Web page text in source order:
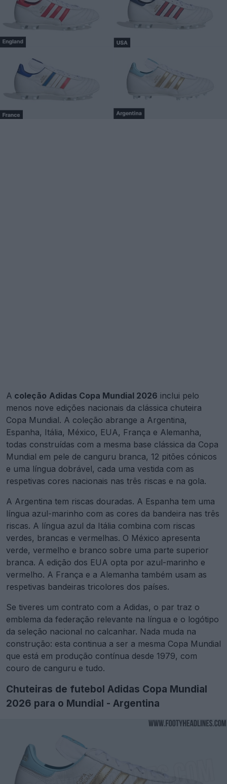
A coleção Adidas Copa Mundial 2026 inclui pelo
menos nove edições nacionais da clássica chuteira
Copa Mundial. A coleção abrange a Argentina,
Espanha, Itália, México, EUA, França e Alemanha,
todas construídas com a mesma base clássica da Copa
Mundial em pele de canguru branca, 12 pitões cónicos
e uma língua dobrável, cada uma vestida com as
respetivas cores nacionais nas três riscas e na gola.
A Argentina tem riscas douradas. A Espanha tem uma
língua azul-marinho com as cores da bandeira nas três
riscas. A língua azul da Itália combina com riscas
verdes, brancas e vermelhas. O México apresenta
verde, vermelho e branco sobre uma parte superior
branca. A edição dos EUA opta por azul-marinho e
vermelho. A França e a Alemanha também usam as
respetivas bandeiras tricolores dos países.
Se tiveres um contrato com a Adidas, o par traz o
emblema da federação relevante na língua e o logótipo
da seleção nacional no calcanhar. Nada muda na
construção: esta continua a ser a mesma Copa Mundial
que está em produção contínua desde 1979, com
couro de canguru e tudo.
Chuteiras de futebol Adidas Copa Mundial
2026 para o Mundial - Argentina